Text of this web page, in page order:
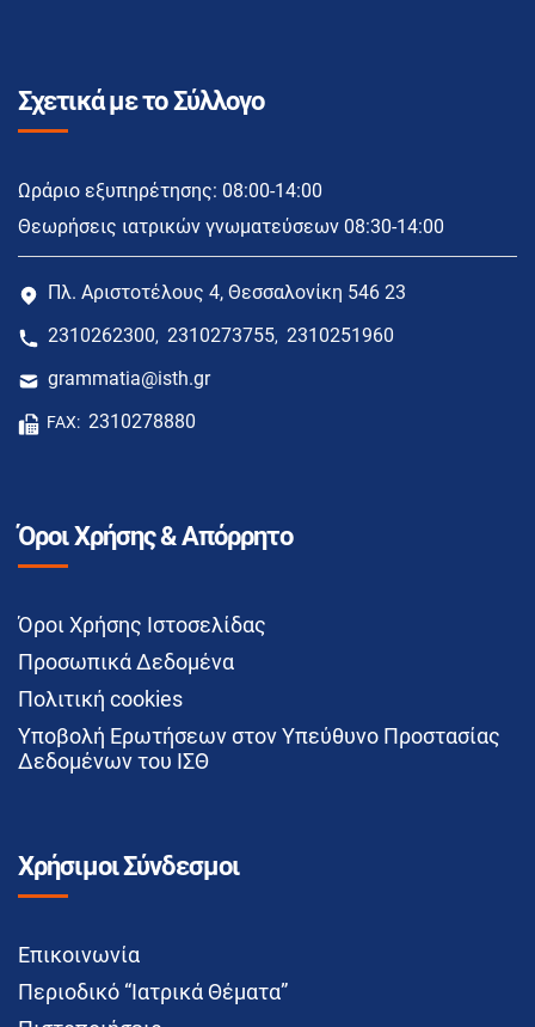
Σχετικά με το Σύλλογο
Ωράριο εξυπηρέτησης: 08:00-14:00
Θεωρήσεις ιατρικών γνωματεύσεων 08:30-14:00
Πλ. Αριστοτέλους 4, Θεσσαλονίκη 546 23
2310262300, 2310273755, 2310251960
grammatia@isth.gr
FAX: 2310278880
Όροι Χρήσης & Απόρρητο
Όροι Χρήσης Ιστοσελίδας
Προσωπικά Δεδομένα
Πολιτική cookies
Υποβολή Ερωτήσεων στον Υπεύθυνο Προστασίας
Δεδομένων του ΙΣΘ
Χρήσιμοι Σύνδεσμοι
Επικοινωνία
Περιοδικό “Ιατρικά Θέματα”